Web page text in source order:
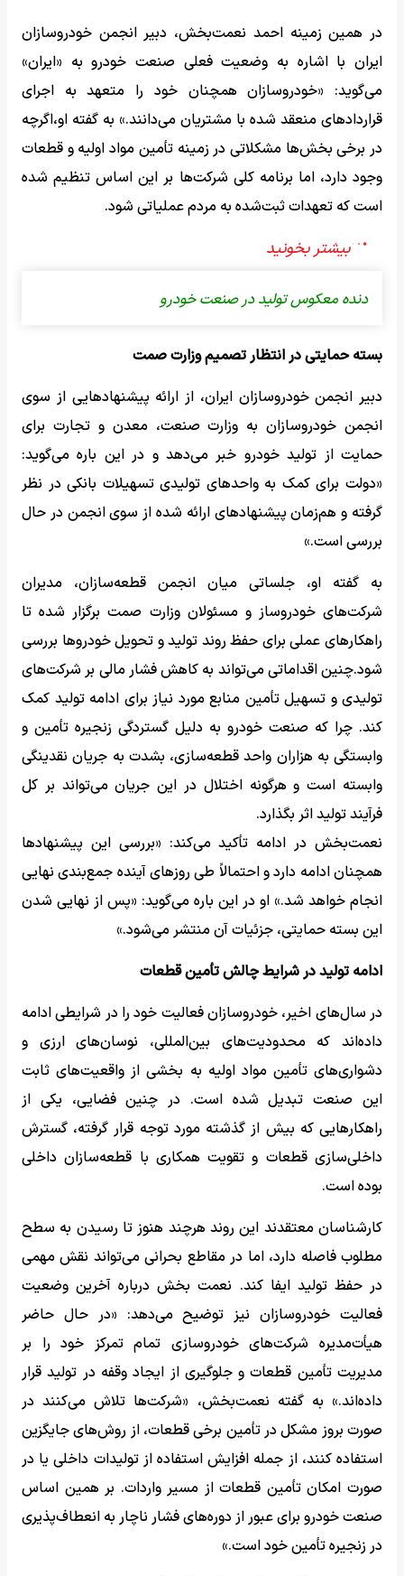
در همین زمینه احمد نعمت‌بخش، دبیر انجمن خودروسازان
ایران با اشاره به وضعیت فعلی صنعت خودرو به «ایران»
می‌گوید: «خودروسازان همچنان خود را متعهد به اجرای
قراردادهای منعقد شده با مشتریان می‌دانند.» به گفته او،اگرچه
در برخی بخش‌ها مشکلاتی در زمینه تأمین مواد اولیه و قطعات
وجود دارد، اما برنامه کلی شرکت‌ها بر این اساس تنظیم شده
است که تعهدات ثبت‌شده به مردم عملیاتی شود.
دنده معکوس تولید در صنعت خودرو
بسته حمایتی در انتظار تصمیم وزارت صمت
دبیر انجمن خودروسازان ایران، از ارائه پیشنهادهایی از سوی
انجمن خودروسازان به وزارت صنعت، معدن و تجارت برای
حمایت از تولید خودرو خبر می‌دهد و در این باره می‌گوید:
«دولت برای کمک به واحدهای تولیدی تسهیلات بانکی در نظر
گرفته و هم‌زمان پیشنهادهای ارائه شده از سوی انجمن در حال
بررسی است.»
به گفته او، جلساتی میان انجمن قطعه‌سازان، مدیران
شرکت‌های خودروساز و مسئولان وزارت صمت برگزار شده تا
راهکارهای عملی برای حفظ روند تولید و تحویل خودروها بررسی
شود.چنین اقداماتی می‌تواند به کاهش فشار مالی بر شرکت‌های
تولیدی و تسهیل تأمین منابع مورد نیاز برای ادامه تولید کمک
کند. چرا که صنعت خودرو به دلیل گستردگی زنجیره تأمین و
وابستگی به هزاران واحد قطعه‌سازی، بشدت به جریان نقدینگی
وابسته است و هرگونه اختلال در این جریان می‌تواند بر کل
فرآیند تولید اثر بگذارد.
نعمت‌بخش در ادامه تأکید می‌کند: «بررسی این پیشنهادها
همچنان ادامه دارد و احتمالاً طی روزهای آینده جمع‌بندی نهایی
انجام خواهد شد.» او در این باره می‌گوید: «پس از نهایی شدن
این بسته حمایتی، جزئیات آن منتشر می‌شود.»
ادامه تولید در شرایط چالش تأمین قطعات
در سال‌های اخیر، خودروسازان فعالیت خود را در شرایطی ادامه
داده‌اند که محدودیت‌های بین‌المللی، نوسان‌های ارزی و
دشواری‌های تأمین مواد اولیه به بخشی از واقعیت‌های ثابت
این صنعت تبدیل شده است. در چنین فضایی، یکی از
راهکارهایی که بیش از گذشته مورد توجه قرار گرفته، گسترش
داخلی‌سازی قطعات و تقویت همکاری با قطعه‌سازان داخلی
بوده است.
کارشناسان معتقدند این روند هرچند هنوز تا رسیدن به سطح
مطلوب فاصله دارد، اما در مقاطع بحرانی می‌تواند نقش مهمی
در حفظ تولید ایفا کند. نعمت بخش درباره آخرین وضعیت
فعالیت خودروسازان نیز توضیح می‌دهد: «در حال حاضر
هیأت‌مدیره شرکت‌های خودروسازی تمام تمرکز خود را بر
مدیریت تأمین قطعات و جلوگیری از ایجاد وقفه در تولید قرار
داده‌اند.» به گفته نعمت‌بخش، «شرکت‌ها تلاش می‌کنند در
صورت بروز مشکل در تأمین برخی قطعات، از روش‌های جایگزین
استفاده کنند، از جمله افزایش استفاده از تولیدات داخلی یا در
صورت امکان تأمین قطعات از مسیر واردات. بر همین اساس
صنعت خودرو برای عبور از دوره‌های فشار ناچار به انعطاف‌پذیری
در زنجیره تأمین خود است.»